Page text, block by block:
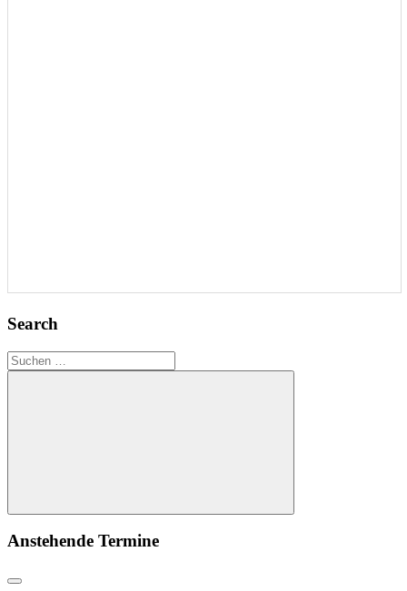
Search
Suchen
nach:
Suchen
Anstehende Termine